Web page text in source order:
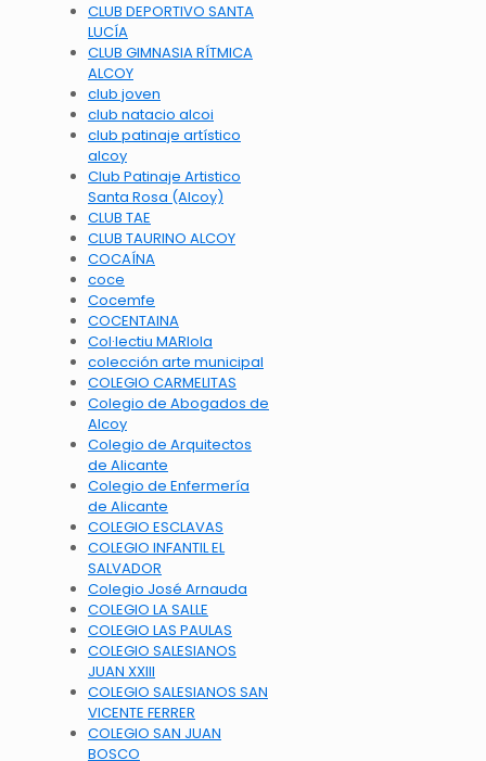
CLUB DEPORTIVO SANTA
LUCÍA
CLUB GIMNASIA RÍTMICA
ALCOY
club joven
club natacio alcoi
club patinaje artístico
alcoy
Club Patinaje Artistico
Santa Rosa (Alcoy)
CLUB TAE
CLUB TAURINO ALCOY
COCAÍNA
coce
Cocemfe
COCENTAINA
Col·lectiu MARIola
colección arte municipal
COLEGIO CARMELITAS
Colegio de Abogados de
Alcoy
Colegio de Arquitectos
de Alicante
Colegio de Enfermería
de Alicante
COLEGIO ESCLAVAS
COLEGIO INFANTIL EL
SALVADOR
Colegio José Arnauda
COLEGIO LA SALLE
COLEGIO LAS PAULAS
COLEGIO SALESIANOS
JUAN XXIII
COLEGIO SALESIANOS SAN
VICENTE FERRER
COLEGIO SAN JUAN
BOSCO